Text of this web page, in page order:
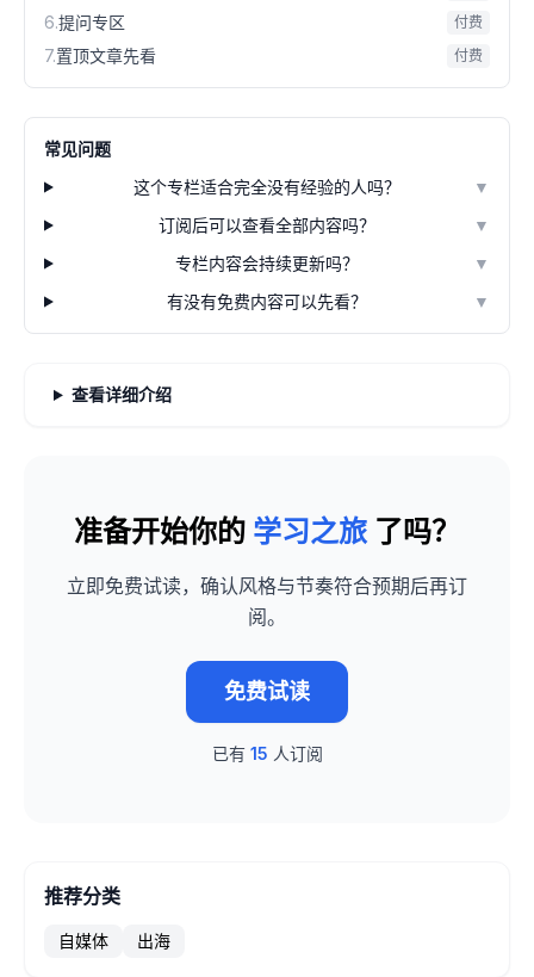
6.提问专区 付费
7.置顶文章先看 付费
常见问题
这个专栏适合完全没有经验的人吗？
▼
订阅后可以查看全部内容吗？
▼
专栏内容会持续更新吗？
▼
有没有免费内容可以先看？
▼
查看详细介绍
准备开始你的 学习之旅 了吗？
立即免费试读，确认风格与节奏符合预期后再订
阅。
免费试读
已有 15 人订阅
推荐分类
自媒体 出海